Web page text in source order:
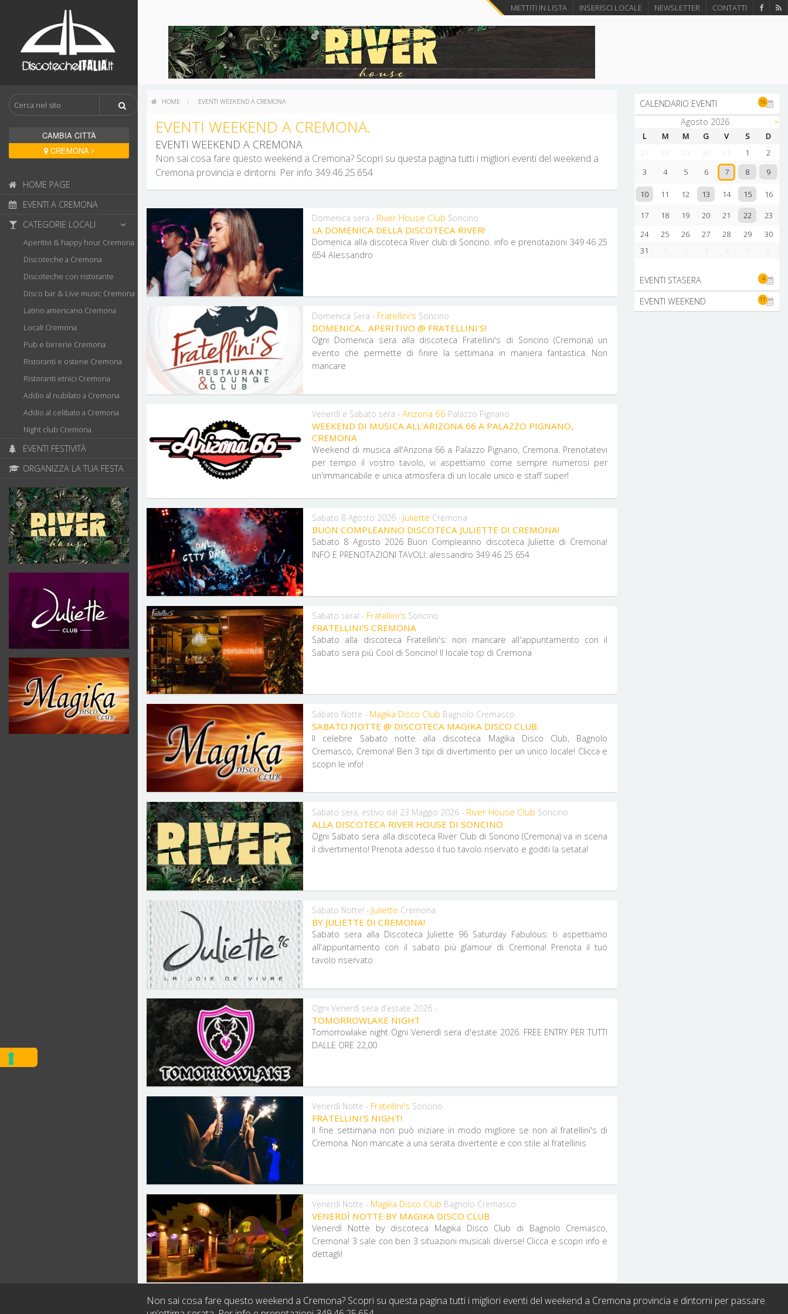
CAMBIA CITTÀ
CREMONA
HOME PAGE
EVENTI A CREMONA
CATEGORIE LOCALI
Aperitivi & happy hour Cremona
Discoteche a Cremona
Discoteche con ristorante
Disco bar & Live music Cremona
Latino americano Cremona
Locali Cremona
Pub e birrerie Cremona
Ristoranti e osterie Cremona
Ristoranti etnici Cremona
Addio al nubilato a Cremona
Addio al celibato a Cremona
Night club Cremona
EVENTI FESTIVITÀ
ORGANIZZA LA TUA FESTA
METTITI IN LISTA INSERISCI LOCALE NEWSLETTER CONTATTI
HOME EVENTI WEEKEND A CREMONA
EVENTI WEEKEND A CREMONA.
EVENTI WEEKEND A CREMONA
Non sai cosa fare questo weekend a Cremona? Scopri su questa pagina tutti i migliori eventi del weekend a
Cremona provincia e dintorni. Per info 349.46.25.654
Domenica sera - River House Club Soncino
LA DOMENICA DELLA DISCOTECA RIVER!
Domenica alla discoteca River club di Soncino. ​​​​​​​info e prenotazioni 349 46 25
654 Alessandro
Domenica Sera - Fratellini's Soncino
DOMENICA... APERITIVO @ FRATELLINI'S!
Ogni Domenica sera alla discoteca Fratellini's di Soncino (Cremona) un
evento che permette di finire la settimana in maniera fantastica. Non
mancare
Venerdì e Sabato sera -Arizona 66 Palazzo Pignano
WEEKEND DI MUSICA ALL'ARIZONA 66 A PALAZZO PIGNANO,
CREMONA
Weekend di musica all'Arizona 66 a Palazzo Pignano, Cremona. Prenotatevi
per tempo il vostro tavolo, vi aspettiamo come sempre numerosi per
un'immancabile e unica atmosfera di un locale unico e staff super!
Sabato 8 Agosto 2026 - Juliette Cremona
BUON COMPLEANNO DISCOTECA JULIETTE DI CREMONA!
Sabato 8 Agosto 2026 Buon Compleanno discoteca Juliette di Cremona!
INFO E PRENOTAZIONI TAVOLI: alessandro 349 46 25 654
Sabato sera! - Fratellini's Soncino
FRATELLINI'S CREMONA
Sabato alla discoteca Fratellini's: non mancare all'appuntamento con il
Sabato sera più Cool di Soncino! Il locale top di Cremona
Sabato Notte - Magika Disco Club Bagnolo Cremasco
SABATO NOTTE @ DISCOTECA MAGIKA DISCO CLUB
Il celebre Sabato notte alla discoteca Magika Disco Club, Bagnolo
Cremasco, Cremona! Ben 3 tipi di divertimento per un unico locale! Clicca e
scopri le info!
Sabato sera, estivo dal 23 Maggio 2026 - River House Club Soncino
ALLA DISCOTECA RIVER HOUSE DI SONCINO
Ogni Sabato sera alla discoteca River Club di Soncino (Cremona) va in scena
il divertimento! Prenota adesso il tuo tavolo riservato e goditi la setata!
Sabato Notte! - Juliette Cremona
BY JULIETTE DI CREMONA!
Sabato sera alla Discoteca Juliette 96 Saturday Fabulous: ti aspettiamo
all'appuntamento con il sabato più glamour di Cremona! Prenota il tuo
tavolo riservato
Ogni Venerdì sera d'estate 2026 -
TOMORROWLAKE NIGHT
Tomorrowlake night Ogni Venerdì sera d'estate 2026. FREE ENTRY PER TUTTI
DALLE ORE 22,00
Venerdì Notte - Fratellini's Soncino
FRATELLINI'S NIGHT!
Il fine settimana non può iniziare in modo migliore se non al fratellini's di
Cremona. Non mancate a una serata divertente e con stile al fratellinis
Venerdì Notte - Magika Disco Club Bagnolo Cremasco
VENERDÌ NOTTE BY MAGIKA DISCO CLUB
Venerdì Notte by discoteca Magika Disco Club di Bagnolo Cremasco,
Cremona! 3 sale con ben 3 situazioni musicali diverse! Clicca e scopri info e
dettagli!
CALENDARIO EVENTI 16
Agosto 2026 >
L M M G V S
D
27
28 29 30 31 1
2
3
4 5 6 7 8 9
10 11 12 13 14 15
16
17
18 19 20 21 22
23
24
25 26 27 28 29
30
31
EVENTI STASERA 4
EVENTI WEEKEND 11
Non sai cosa fare questo weekend a Cremona? Scopri su questa pagina tutti i migliori eventi del weekend a Cremona provincia e dintorni per passare